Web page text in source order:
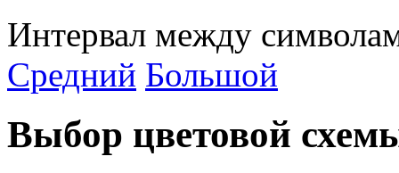
Интервал между
Средний Большой
Выбор цветовой